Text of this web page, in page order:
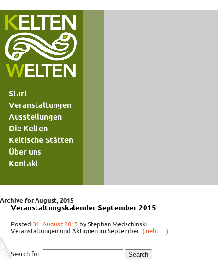
Start
Veranstaltungen
Ausstellungen
Die Kelten
Keltische Stätten
Über uns
Kontakt
Archive for August, 2015
Veranstaltungskalender September 2015
Posted 31. August 2015 byStephan Medschinski
Veranstaltungen und Aktionen im September: (mehr …)
Search for: